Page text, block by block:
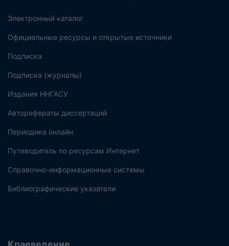
Электронный каталог
Официальные ресурсы и открытые источники
Подписка
Подписка (журналы)
Издания ННГАСУ
Авторефераты диссертаций
Периодика онлайн
Путеводитель по ресурсам Интернет
Справочно-информационные системы
Библиографические указатели